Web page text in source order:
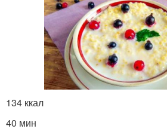
134 ккал
40 мин